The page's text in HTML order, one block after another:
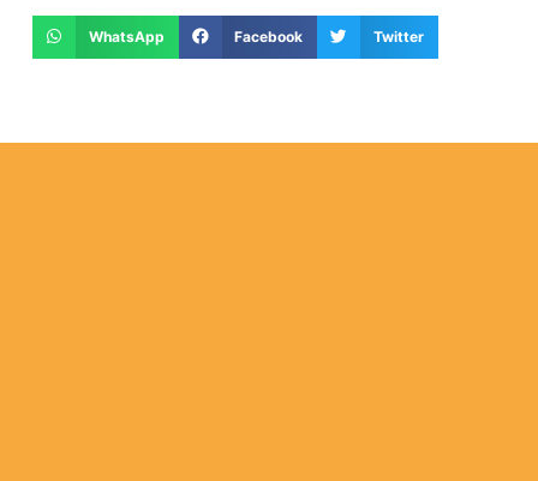
WhatsApp Facebook Twitter